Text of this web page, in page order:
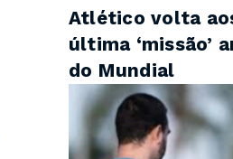
Atlético volta
última ‘missão’
do Mundial